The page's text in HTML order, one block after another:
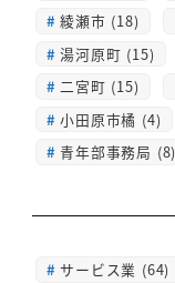
綾瀬市 (18)
湯河原町 (15)
二宮町 (15)
小田原市橘 (4)
青年部事務局 (8)
サービス業 (64)